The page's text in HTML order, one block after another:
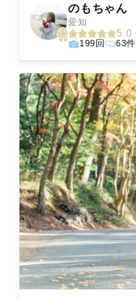
のもちゃん
愛知
5.0
199回 63件